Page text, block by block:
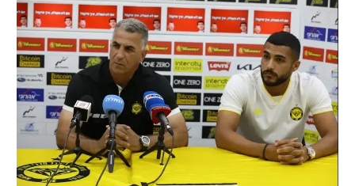
המגזין